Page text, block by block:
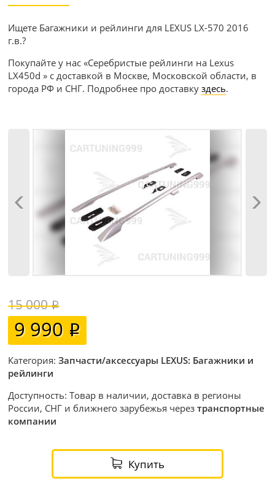
Ищете Багажники и рейлинги для LEXUS LX-570 2016
г.в.?
Покупайте у нас «Серебристые рейлинги на Lexus
LX450d » с доставкой в Москве, Московской области, в
города РФ и СНГ. Подробнее про доставкуздесь.
15 000
9 990
Категория:Запчасти/аксессуары LEXUS: Багажники и
рейлинги
Доступность: Товар в наличии, доставка в регионы
России, СНГ и ближнего зарубежья черезтранспортные
компании
Купить